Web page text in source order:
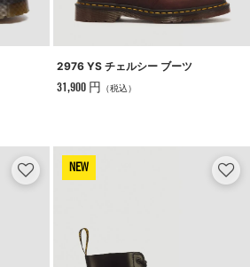
2976 YS チェルシー ブーツ
31,900 円 （税込）
NEW